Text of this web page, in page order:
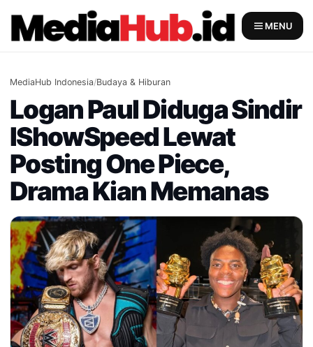
content
MENU
MediaHub Indonesia/Budaya & Hiburan
Logan Paul Diduga Sindir
IShowSpeed Lewat
Posting One Piece,
Drama Kian Memanas